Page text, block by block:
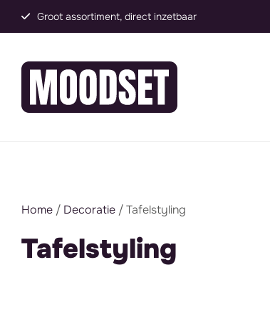
Groot assortiment, direct inzetbaar
Home / Decoratie / Tafelstyling
Tafelstyling